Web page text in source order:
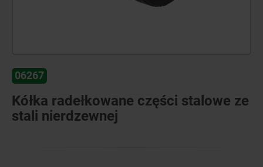
06267
Kółka radełkowane części stalowe ze
stali nierdzewnej